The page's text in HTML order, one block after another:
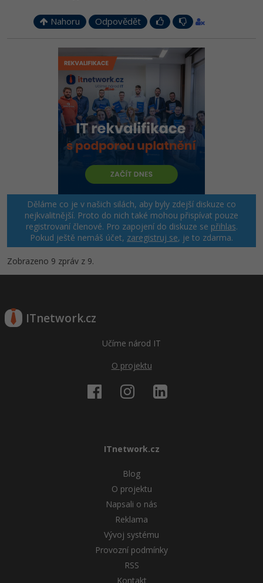
Nahoru Odpovědět
Děláme co je v našich silách, aby byly zdejší diskuze co
nejkvalitnější. Proto do nich také mohou přispívat pouze
registrovaní členové. Pro zapojení do diskuze se přihlas.
Pokud ještě nemáš účet, zaregistruj se, je to zdarma.
Zobrazeno 9 zpráv z 9.
ITnetwork.cz
Učíme národ IT
O projektu
ITnetwork.cz
Blog
O projektu
Napsali o nás
Reklama
Vývoj systému
Provozní podmínky
RSS
Kontakt